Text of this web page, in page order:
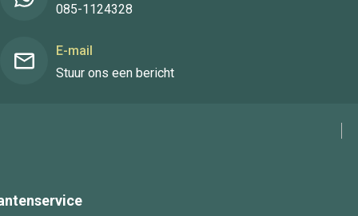
085-1124328
E-mail
Stuur ons een bericht